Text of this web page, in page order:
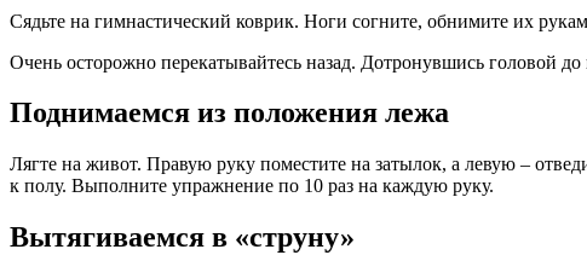
Сядьте на гимнастический коврик. Ноги согните, обнимите их
Очень осторожно перекатывайтесь назад. Дотронувшись головой до
Поднимаемся из положения лежа
Лягте на живот. Правую руку поместите на затылок, а левую –
к полу. Выполните упражнение по 10 раз на каждую руку.
Вытягиваемся в «струну»